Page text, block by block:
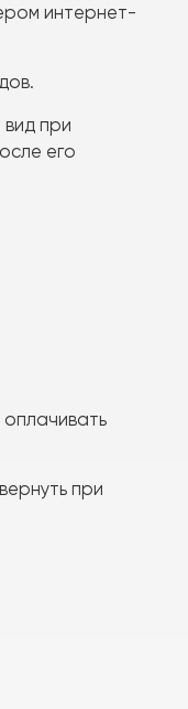
интернет-
при
его
при